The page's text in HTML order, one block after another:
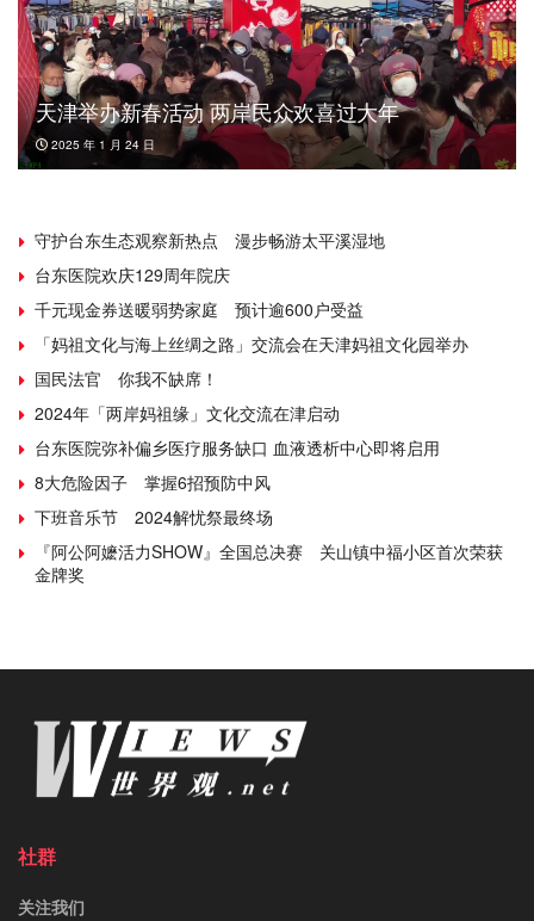
天津举办新春活动 两岸民众欢喜过大年
2025 年 1 月 24 日
守护台东生态观察新热点 漫步畅游太平溪湿地
台东医院欢庆129周年院庆
千元现金券送暖弱势家庭 预计逾600户受益
「妈祖文化与海上丝绸之路」交流会在天津妈祖文化园举办
国民法官 你我不缺席！
2024年「两岸妈祖缘」文化交流在津启动
台东医院弥补偏乡医疗服务缺口 血液透析中心即将启用
8大危险因子 掌握6招预防中风
下班音乐节 2024解忧祭最终场
『阿公阿嬷活力SHOW』全国总决赛 关山镇中福小区首次荣获
金牌奖
社群
关注我们